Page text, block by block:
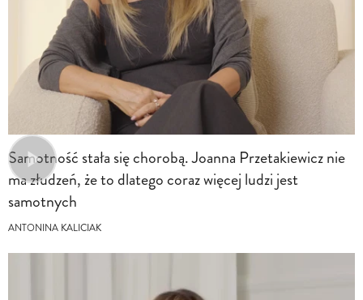
Samotność stała się chorobą. Joanna Przetakiewicz nie
ma złudzeń, że to dlatego coraz więcej ludzi jest
samotnych
ANTONINA KALICIAK